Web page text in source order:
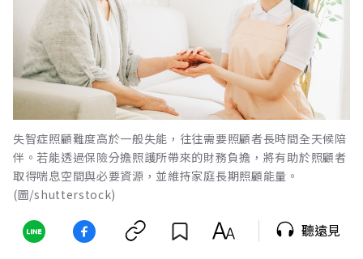
失智症照顧難度高於一般失能，往往需要照顧者長時間全天候陪
伴。若能透過保險分擔照護所帶來的財務負擔，將有助於照顧者
取得喘息空間與必要資源，並維持家庭長期照顧能量。
(圖/shutterstock)
聽遠見